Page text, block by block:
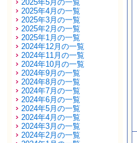
2025年5月の一覧
2025年4月の一覧
2025年3月の一覧
2025年2月の一覧
2025年1月の一覧
2024年12月の一覧
2024年11月の一覧
2024年10月の一覧
2024年9月の一覧
2024年8月の一覧
2024年7月の一覧
2024年6月の一覧
2024年5月の一覧
2024年4月の一覧
2024年3月の一覧
2024年2月の一覧